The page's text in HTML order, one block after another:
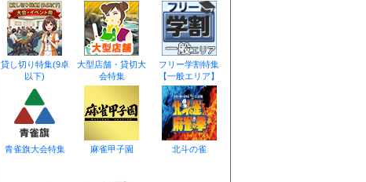
貸し切り特集(9卓
以下)
大型店舗・貸切大
会特集
フリー学割特集
【一般エリア】
青雀旗大会特集 麻雀甲子園 北斗の雀